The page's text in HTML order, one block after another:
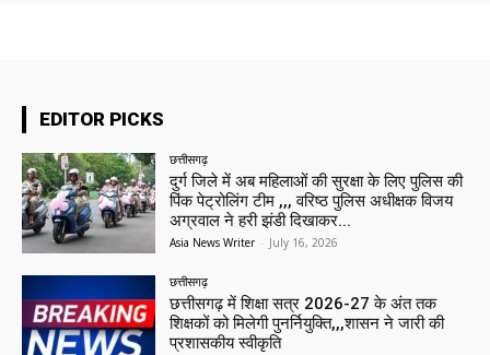
EDITOR PICKS
छत्तीसगढ़
दुर्ग जिले में अब महिलाओं की सुरक्षा के लिए पुलिस की
पिंक पेट्रोलिंग टीम ,,, वरिष्ठ पुलिस अधीक्षक विजय
अग्रवाल ने हरी झंडी दिखाकर...
Asia News Writer - July 16, 2026
छत्तीसगढ़
छत्तीसगढ़ में शिक्षा सत्र 2026-27 के अंत तक
शिक्षकों को मिलेगी पुनर्नियुक्ति,,,शासन ने जारी की
प्रशासकीय स्वीकृति